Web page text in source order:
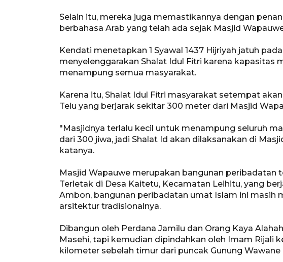
Selain itu, mereka juga memastikannya dengan
berbahasa Arab yang telah ada sejak Masjid
Kendati menetapkan 1 Syawal 1437 Hijriyah jatuh
menyelenggarakan Shalat Idul Fitri karena kapasitas
menampung semua masyarakat.
Karena itu, Shalat Idul Fitri masyarakat setempat
Telu yang berjarak sekitar 300 meter dari Masjid
"Masjidnya terlalu kecil untuk menampung seluruh
dari 300 jiwa, jadi Shalat Id akan dilaksanakan di
katanya.
Masjid Wapauwe merupakan bangunan peribadatan
Terletak di Desa Kaitetu, Kecamatan Leihitu, yang
Ambon, bangunan peribadatan umat Islam ini masih
arsitektur tradisionalnya.
Dibangun oleh Perdana Jamilu dan Orang Kaya
Masehi, tapi kemudian dipindahkan oleh Imam Rijali
kilometer sebelah timur dari puncak Gunung Wawane